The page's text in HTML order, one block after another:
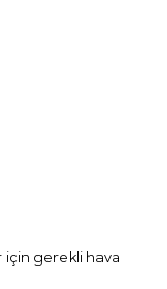
için gerekli hava